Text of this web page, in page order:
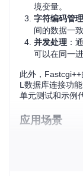
境变量。
字符编码管理
间的数据一致
并发处理 ：
可以在同一
此外，
L数据库连接功
单元测试和示例
应用场景
Fastcgi++广泛